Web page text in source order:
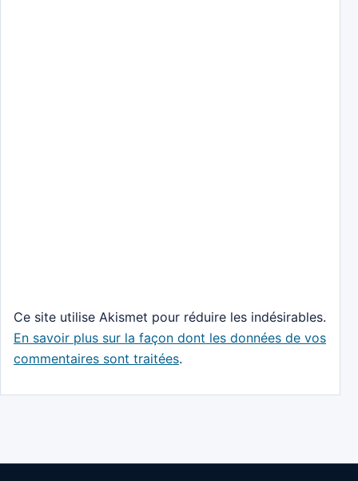
Ce site utilise Akismet pour réduire les indésirables.
En savoir plus sur la façon dont les données de vos
commentaires sont traitées.